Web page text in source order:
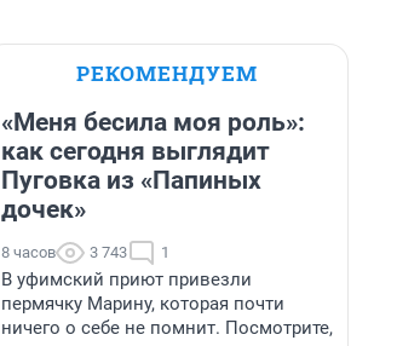
РЕКОМЕНДУЕМ
«Меня бесила моя роль»:
как сегодня выглядит
Пуговка из «Папиных
дочек»
8 часов 3 743 1
В уфимский приют привезли
пермячку Марину, которая почти
ничего о себе не помнит. Посмотрите,